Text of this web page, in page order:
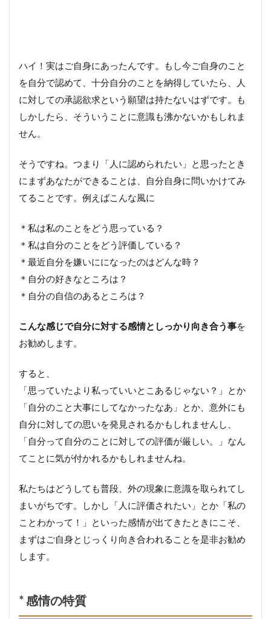
ハイ！実はご自身にあったんです。もし今ご自身のこと
を自分で認めて、十分自分のことを納得していたら、人
に対しての承認欲求という願望は持たないはずです。も
しかしたら、そういうことに意識も沸かないかもしれま
せん。
そうですね。つまり「人に認められたい」と思ったとき
にまずあなたができることは、自分自身に問いかけてみ
てることです。例えばこんな風に
＊私は私のことをどう思っている？
＊私は自分のことをどう評価している？
＊最近自分を嫌いにになったのはどんな時？
＊自分の好きなところは？
＊自分の自信のあるところは？
こんな感じで自分に対する感情としっかり向き合う事を
お勧めします。
すると、
「思っていたより私っていいとこあるじゃない？」とか
「自分のこと大事にしてなかったなあ」とか、意外にも
自分に対しての思いを発見されるかもしれませんし、
「自分って自分のことに対しての評価が厳しい。」なん
てことに気が付かれるかもしれませんね。
私たちはどうしても普段、外の現象に意識を取られてし
まいがちです。しかし「人に評価されたい」とか「私の
ことわかって！」といった感情が出てきたときにこそ、
まずはご自身とじっくり向き合われることを是非お勧め
します。
* 感情の特質